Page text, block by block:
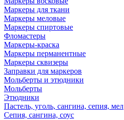
Маркеры для ткани
Маркеры меловые
Маркеры спиртовые
Фломастеры
Маркеры-краска
Маркеры перманентные
Маркеры сквизеры
Заправки для маркеров
Мольберты и этюдники
Мольберты
Этюдники
Пастель, уголь, сангина, сепия, мел
Сепия, сангина, соус